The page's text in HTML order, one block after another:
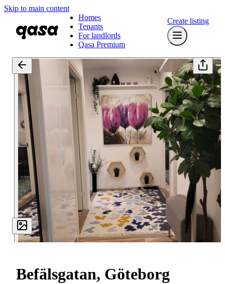
Skip to main content
Homes
Tenants
For landlords
Qasa Premium
Create listing
Befälsgatan, Göteborg